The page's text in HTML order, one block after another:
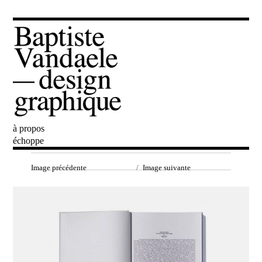
Baptiste Vandaele
à propos
échoppe
Image précédente Image suivante